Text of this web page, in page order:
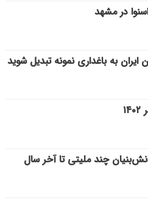
در مشهد
ایران به باغداری نمونه تبدیل شوید
چند ملیتی تا آخر سال